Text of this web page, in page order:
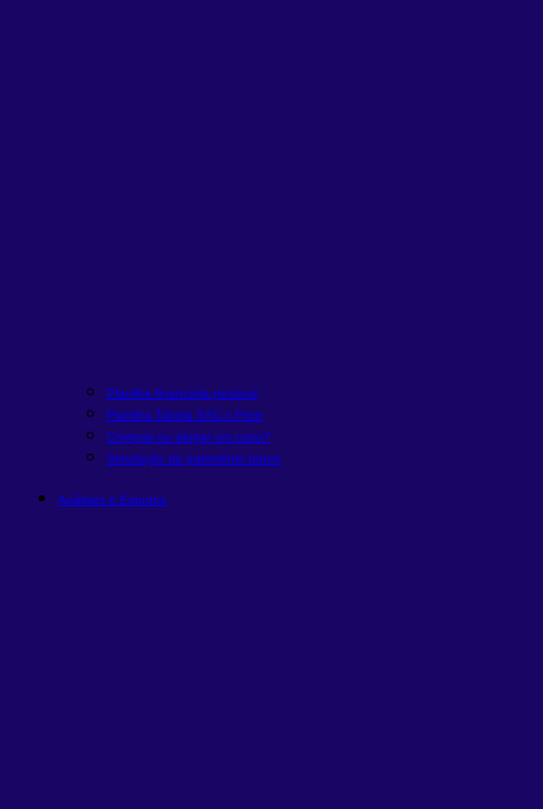
Planilha financeira pessoal
Planilha Tabela SAC x Price
Comprar ou alugar um carro?
Simulação de patrimônio futuro
Análises e Estudos